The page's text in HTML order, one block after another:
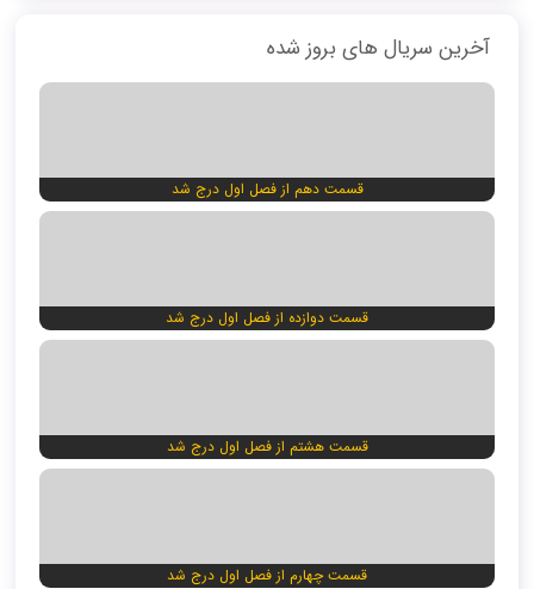
آخرین سریال های بروز شده
قسمت دهم از فصل اول درج شد
قسمت دوازده از فصل اول درج شد
قسمت هشتم از فصل اول درج شد
قسمت چهارم از فصل اول درج شد